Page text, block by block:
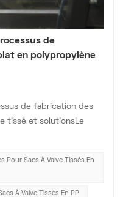
de
en polypropylène
de fabrication des
tissé et solutionsLe
utilisée dans la
Pour Sacs À Valve Tissés En
À Valve Tissés En PP